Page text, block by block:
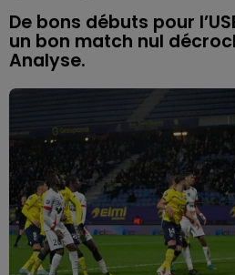
De bons débuts pour
un bon match nul
Analyse.